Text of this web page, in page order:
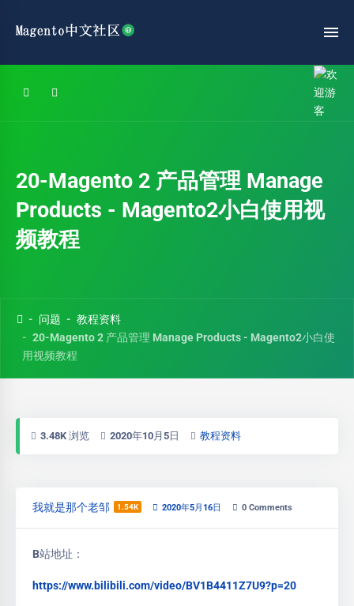
20-Magento 2 产品管理 Manage
Products - Magento2小白使用视
频教程
问题
教程资料
20-Magento 2 产品管理 Manage Products - Magento2小白使
用视频教程
3.48K 浏览 2020年10月5日 教程资料
我就是那个老邹 1.54K 2020年5月16日 0 Comments
B站地址：
https://www.bilibili.com/video/BV1B4411Z7U9?p=20